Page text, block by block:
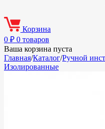
Корзина
0 ₽ 0 товаров
Ваша корзина пуста
Главная/Каталог/Ручной
Изолированные